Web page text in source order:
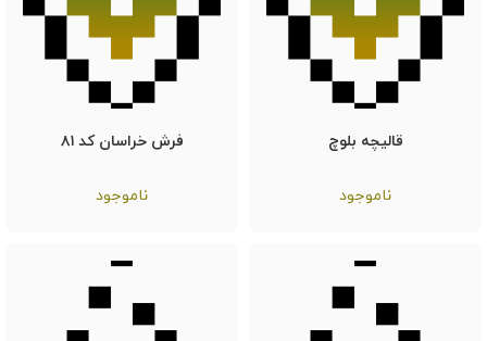
قالیچه بلوچ
ناموجود
فرش خراسان کد ۸۱
ناموجود